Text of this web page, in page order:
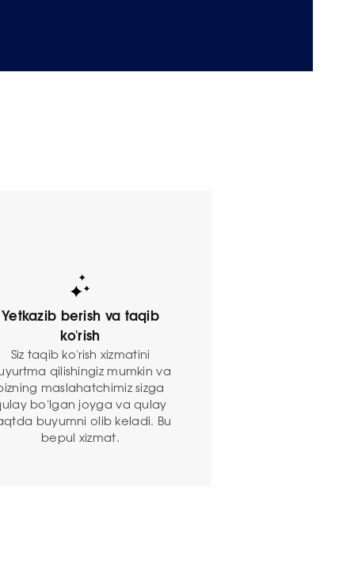
Yetkazib berish va taqib
ko'rish
Siz taqib ko'rish xizmatini
qilishingiz mumkin va
maslahatchimiz sizga
bo'lgan joyga va qulay
buyumni olib keladi. Bu
bepul xizmat.